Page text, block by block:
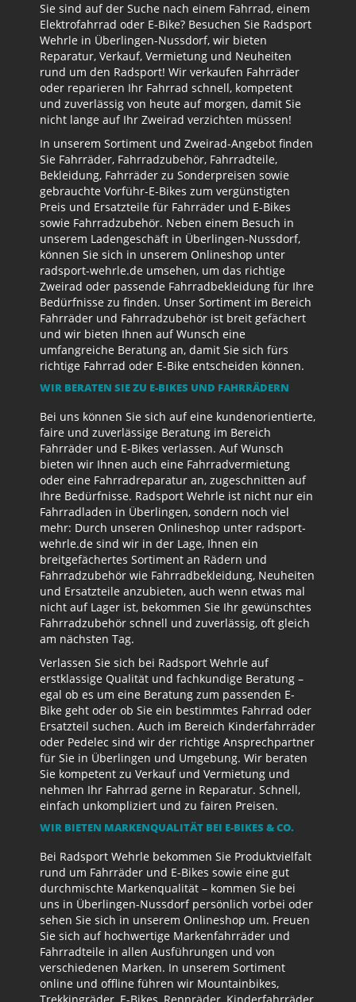
Sie sind auf der Suche nach einem Fahrrad, einem
Elektrofahrrad oder E-Bike? Besuchen Sie Radsport
Wehrle in Überlingen-Nussdorf, wir bieten
Reparatur, Verkauf, Vermietung und Neuheiten
rund um den Radsport! Wir verkaufen Fahrräder
oder reparieren Ihr Fahrrad schnell, kompetent
und zuverlässig von heute auf morgen, damit Sie
nicht lange auf Ihr Zweirad verzichten müssen!
In unserem Sortiment und Zweirad-Angebot finden
Sie Fahrräder, Fahrradzubehör, Fahrradteile,
Bekleidung, Fahrräder zu Sonderpreisen sowie
gebrauchte Vorführ-E-Bikes zum vergünstigten
Preis und Ersatzteile für Fahrräder und E-Bikes
sowie Fahrradzubehör. Neben einem Besuch in
unserem Ladengeschäft in Überlingen-Nussdorf,
können Sie sich in unserem Onlineshop unter
radsport-wehrle.de umsehen, um das richtige
Zweirad oder passende Fahrradbekleidung für Ihre
Bedürfnisse zu finden. Unser Sortiment im Bereich
Fahrräder und Fahrradzubehör ist breit gefächert
und wir bieten Ihnen auf Wunsch eine
umfangreiche Beratung an, damit Sie sich fürs
richtige Fahrrad oder E-Bike entscheiden können.
WIR BERATEN SIE ZU E-BIKES UND FAHRRÄDERN
Bei uns können Sie sich auf eine kundenorientierte,
faire und zuverlässige Beratung im Bereich
Fahrräder und E-Bikes verlassen. Auf Wunsch
bieten wir Ihnen auch eine Fahrradvermietung
oder eine Fahrradreparatur an, zugeschnitten auf
Ihre Bedürfnisse. Radsport Wehrle ist nicht nur ein
Fahrradladen in Überlingen, sondern noch viel
mehr: Durch unseren Onlineshop unter radsport-
wehrle.de sind wir in der Lage, Ihnen ein
breitgefächertes Sortiment an Rädern und
Fahrradzubehör wie Fahrradbekleidung, Neuheiten
und Ersatzteile anzubieten, auch wenn etwas mal
nicht auf Lager ist, bekommen Sie Ihr gewünschtes
Fahrradzubehör schnell und zuverlässig, oft gleich
am nächsten Tag.
Verlassen Sie sich bei Radsport Wehrle auf
erstklassige Qualität und fachkundige Beratung –
egal ob es um eine Beratung zum passenden E-
Bike geht oder ob Sie ein bestimmtes Fahrrad oder
Ersatzteil suchen. Auch im Bereich Kinderfahrräder
oder Pedelec sind wir der richtige Ansprechpartner
für Sie in Überlingen und Umgebung. Wir beraten
Sie kompetent zu Verkauf und Vermietung und
nehmen Ihr Fahrrad gerne in Reparatur. Schnell,
einfach unkompliziert und zu fairen Preisen.
WIR BIETEN MARKENQUALITÄT BEI E-BIKES & CO.
Bei Radsport Wehrle bekommen Sie Produktvielfalt
rund um Fahrräder und E-Bikes sowie eine gut
durchmischte Markenqualität – kommen Sie bei
uns in Überlingen-Nussdorf persönlich vorbei oder
sehen Sie sich in unserem Onlineshop um. Freuen
Sie sich auf hochwertige Markenfahrräder und
Fahrradteile in allen Ausführungen und von
verschiedenen Marken. In unserem Sortiment
online und offline führen wir Mountainbikes,